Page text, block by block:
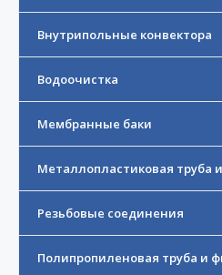
Внутрипольные конвектора
Водоочистка
Мембранные баки
Металлопластиковая труба
Резьбовые соединения
Полипропиленовая труба и